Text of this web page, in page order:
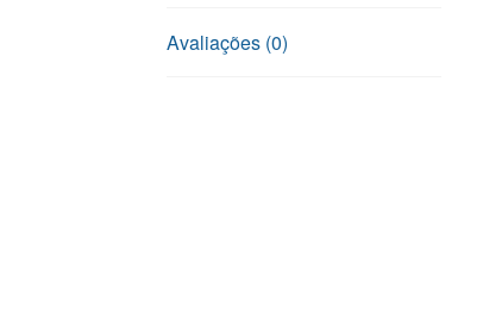
Avaliações (0)